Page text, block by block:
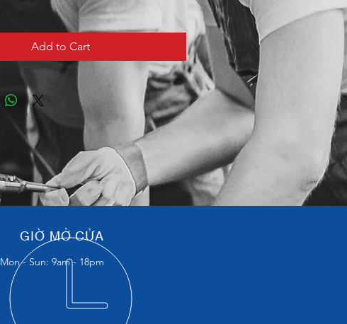
Add to Cart
GIỜ MỞ CỬA
Mon - Sun: 9am - 18pm​